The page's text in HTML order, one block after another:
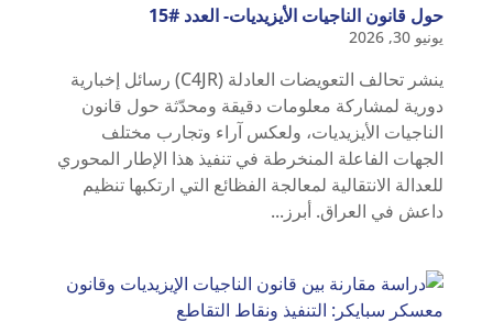
حول قانون الناجيات الأيزيديات- العدد #15
يونيو 30, 2026
ينشر تحالف التعويضات العادلة (C4JR) رسائل إخبارية
دورية لمشاركة معلومات دقيقة ومحدّثة حول قانون
الناجيات الأيزيديات، ولعكس آراء وتجارب مختلف
الجهات الفاعلة المنخرطة في تنفيذ هذا الإطار المحوري
للعدالة الانتقالية لمعالجة الفظائع التي ارتكبها تنظيم
داعش في العراق. أبرز...